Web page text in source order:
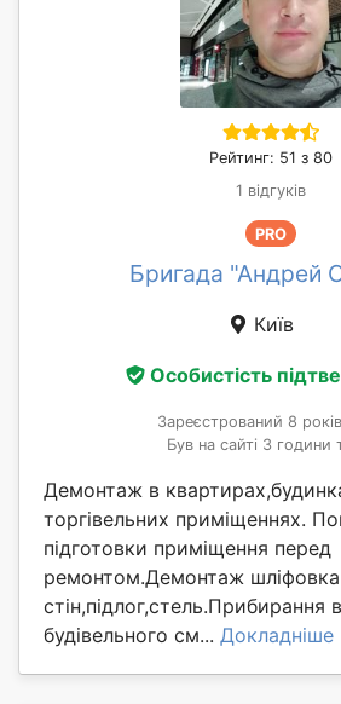
Рейтинг: 51 з 80
1 відгуків
PRO
Бригада "Андрей
Київ
Особистість
Зареєстрований 8
Був на сайті 3 години
Демонтаж в
торгівельних приміщеннях.
підготовки приміщення перед
ремонтом.Демонтаж шліфовка
стін,підлог,стель.Прибирання
будівельного см... Докладніше